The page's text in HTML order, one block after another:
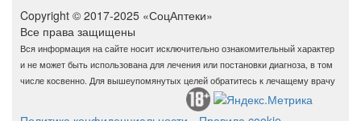
Copyright © 2017-2025 «СоцАптеки»
Все права защищены
Вся информация на сайте носит исключительно ознакомительный характер
и не может быть использована для лечения или постановки диагноза, в том
числе косвенно. Для вышеупомянутых целей обратитесь к лечащему врачу